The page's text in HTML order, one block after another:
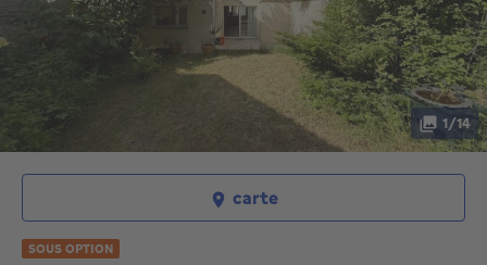
1/14
carte
SOUS OPTION